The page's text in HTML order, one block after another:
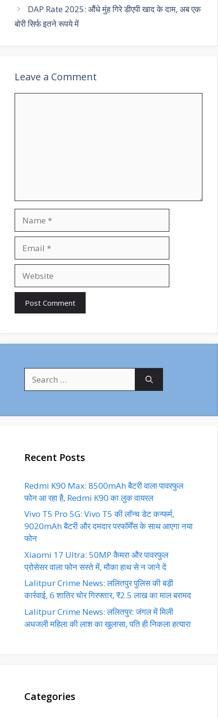
DAP Rate 2025: औंधे मुंह गिरे डीएपी खाद के दाम, अब एक
बोरी सिर्फ इतने रूपये में
Leave a Comment
for:
Recent Posts
Redmi K90 Max: 8500mAh बैटरी वाला पावरफुल
फोन आ रहा है, Redmi K90 का लुक वायरल
Vivo T5 Pro 5G: Vivo T5 की लॉन्च डेट कन्फर्म,
9020mAh बैटरी और दमदार परफॉर्मेंस के साथ आएगा नया
फोन
Xiaomi 17 Ultra: 50MP कैमरा और पावरफुल
प्रोसेसर वाला फोन सस्ते में, मौका हाथ से न जाने दें
Lalitpur Crime News: ललितपुर पुलिस की बड़ी
कार्रवाई, 6 शातिर चोर गिरफ्तार, ₹2.5 लाख का माल बरामद
Lalitpur Crime News: ललितपुर: जंगल में मिली
अधजली महिला की लाश का खुलासा, पति ही निकला हत्यारा
Categories